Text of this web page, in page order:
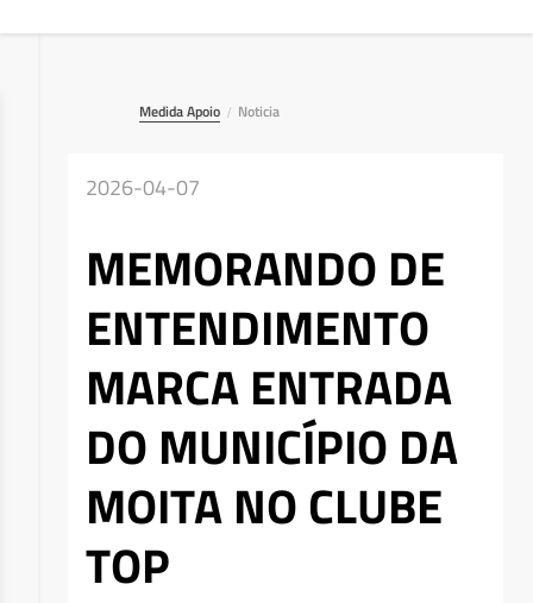
Medida Apoio / Noticia
2026-04-07
MEMORANDO DE
ENTENDIMENTO
MARCA ENTRADA
DO MUNICÍPIO DA
MOITA NO CLUBE
TOP
Deseja apagar o ficheiro?